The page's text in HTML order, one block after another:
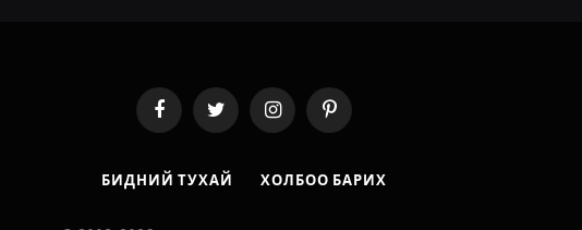
FacebookTwitter InstagramPinterest
БИДНИЙ ТУХАЙ ХОЛБОО БАРИХ